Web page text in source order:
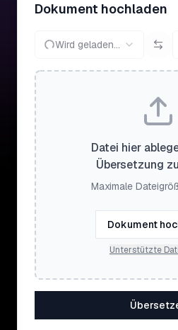
Dokument hochladen
Wird geladen...
Datei hier
Übersetzung
Maximale
Dokument
Unterstützte